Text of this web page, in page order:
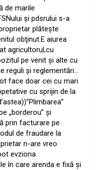
de marile
şi pdsrului s-a
plăteşte
obţinut.E aiurea
agricultorul,cu
pe venit şi alte cu
reguli şi reglementări…
face doar cei cu mari
cu sprijin de la
„borderou” şi
prin facturare pe
de fraudare la
n-are vreo
evziona
în care arenda e fixă şi